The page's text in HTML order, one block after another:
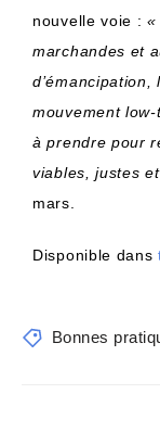
nouvelle voie :«
marchandes et
mouvement
à prendre pour
viables, justes
mars.
Disponible dans
Bonnes